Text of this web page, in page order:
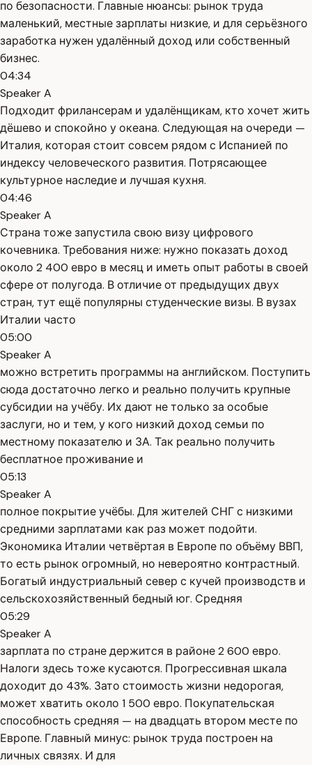
по безопасности. Главные нюансы: рынок труда
маленький, местные зарплаты низкие, и для серьёзного
заработка нужен удалённый доход или собственный
бизнес.
04:34
Speaker A
Подходит фрилансерам и удалёнщикам, кто хочет жить
дёшево и спокойно у океана. Следующая на очереди —
Италия, которая стоит совсем рядом с Испанией по
индексу человеческого развития. Потрясающее
культурное наследие и лучшая кухня.
04:46
Speaker A
Страна тоже запустила свою визу цифрового
кочевника. Требования ниже: нужно показать доход
около 2 400 евро в месяц и иметь опыт работы в своей
сфере от полугода. В отличие от предыдущих двух
стран, тут ещё популярны студенческие визы. В вузах
Италии часто
05:00
Speaker A
можно встретить программы на английском. Поступить
сюда достаточно легко и реально получить крупные
субсидии на учёбу. Их дают не только за особые
заслуги, но и тем, у кого низкий доход семьи по
местному показателю и ЗА. Так реально получить
бесплатное проживание и
05:13
Speaker A
полное покрытие учёбы. Для жителей СНГ с низкими
средними зарплатами как раз может подойти.
Экономика Италии четвёртая в Европе по объёму ВВП,
то есть рынок огромный, но невероятно контрастный.
Богатый индустриальный север с кучей производств и
сельскохозяйственный бедный юг. Средняя
05:29
Speaker A
зарплата по стране держится в районе 2 600 евро.
Налоги здесь тоже кусаются. Прогрессивная шкала
доходит до 43%. Зато стоимость жизни недорогая,
может хватить около 1 500 евро. Покупательская
способность средняя — на двадцать втором месте по
Европе. Главный минус: рынок труда построен на
личных связях. И для